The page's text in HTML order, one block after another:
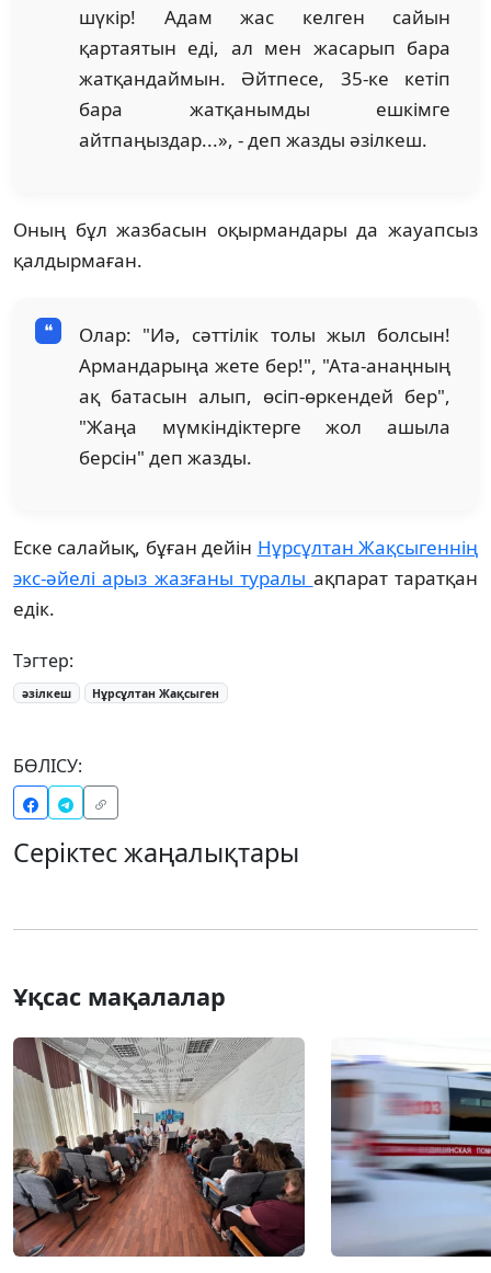
шүкір! Адам жас келген сайын
қартаятын еді, ал мен жасарып бара
жатқандаймын. Әйтпесе, 35-ке кетіп
бара жатқанымды ешкімге
айтпаңыздар...», - деп жазды әзілкеш.
Оның бұл жазбасын оқырмандары да жауапсыз
қалдырмаған.
Олар: "Иә, сәттілік толы жыл болсын!
Армандарыңа жете бер!", "Ата-анаңның
ақ батасын алып, өсіп-өркендей бер",
"Жаңа мүмкіндіктерге жол ашыла
берсін" деп жазды.
Еске салайық, бұған дейін Нұрсұлтан Жақсыгеннің
экс-әйелі арыз жазғаны туралы ақпарат таратқан
едік.
Тэгтер:
әзілкеш Нұрсұлтан Жақсыген
БӨЛІСУ:
Серіктес жаңалықтары
Ұқсас мақалалар